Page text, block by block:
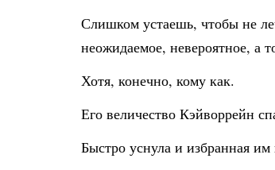
Слишком устаешь, чтобы не
неожидаемое, невероятное, а
Хотя, конечно, кому как.
Его величество Кэйворрейн
Быстро уснула и избранная им